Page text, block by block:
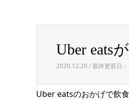
Uber eatsが犯した致命的な
Uber eats
2020.12.20 / 最終更新日
Uber eatsのおかげで飲